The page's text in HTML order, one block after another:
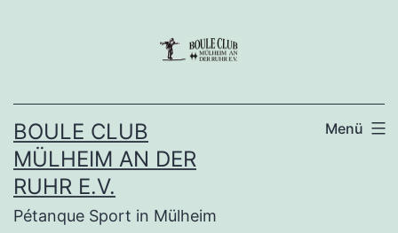
BOULE CLUB
MÜLHEIM AN DER
RUHR E.V.
Pétanque Sport in Mülheim
Menü